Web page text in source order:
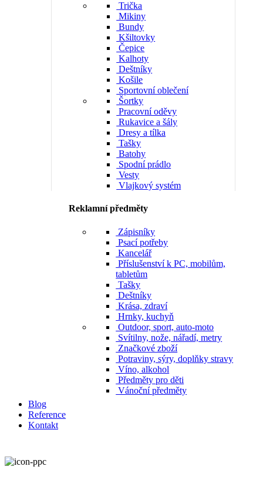
Trička
Mikiny
Bundy
Kšiltovky
Čepice
Kalhoty
Deštníky
Košile
Sportovní oblečení
Šortky
Pracovní oděvy
Rukavice a šály
Dresy a tílka
Tašky
Batohy
Spodní prádlo
Vesty
Vlajkový systém
Reklamní předměty
Zápisníky
Psací potřeby
Kancelář
Příslušenství k PC, mobilům,
tabletům
Tašky
Deštníky
Krása, zdraví
Hrnky, kuchyň
Outdoor, sport, auto-moto
Svítilny, nože, nářadí, metry
Značkové zboží
Potraviny, sýry, doplňky stravy
Víno, alkohol
Předměty pro děti
Vánoční předměty
Blog
Reference
Kontakt